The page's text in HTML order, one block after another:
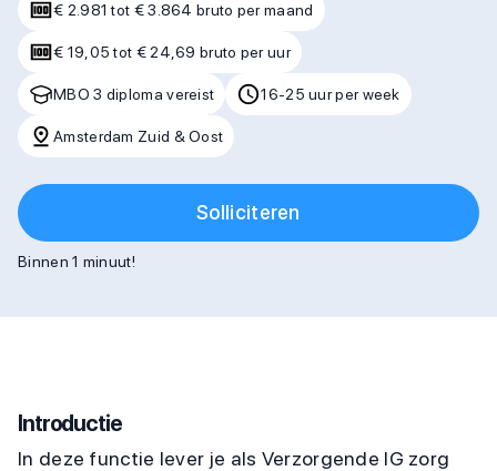
€ 2.981 tot € 3.864 bruto per maand
€ 19,05 tot € 24,69 bruto per uur
MBO 3 diploma vereist 16-25 uur per week
Amsterdam Zuid & Oost
Solliciteren
Binnen 1 minuut!
Introductie
In deze functie lever je als Verzorgende IG zorg